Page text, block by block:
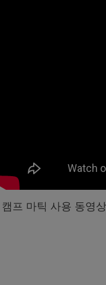
캠프 마틱 사용 동영상